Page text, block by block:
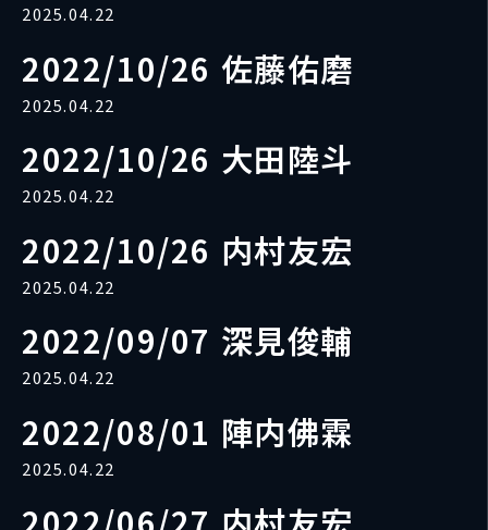
2025.04.22
2022/10/26 佐藤佑磨
2025.04.22
2022/10/26 大田陸斗
2025.04.22
2022/10/26 内村友宏
2025.04.22
2022/09/07 深見俊輔
2025.04.22
2022/08/01 陣内佛霖
2025.04.22